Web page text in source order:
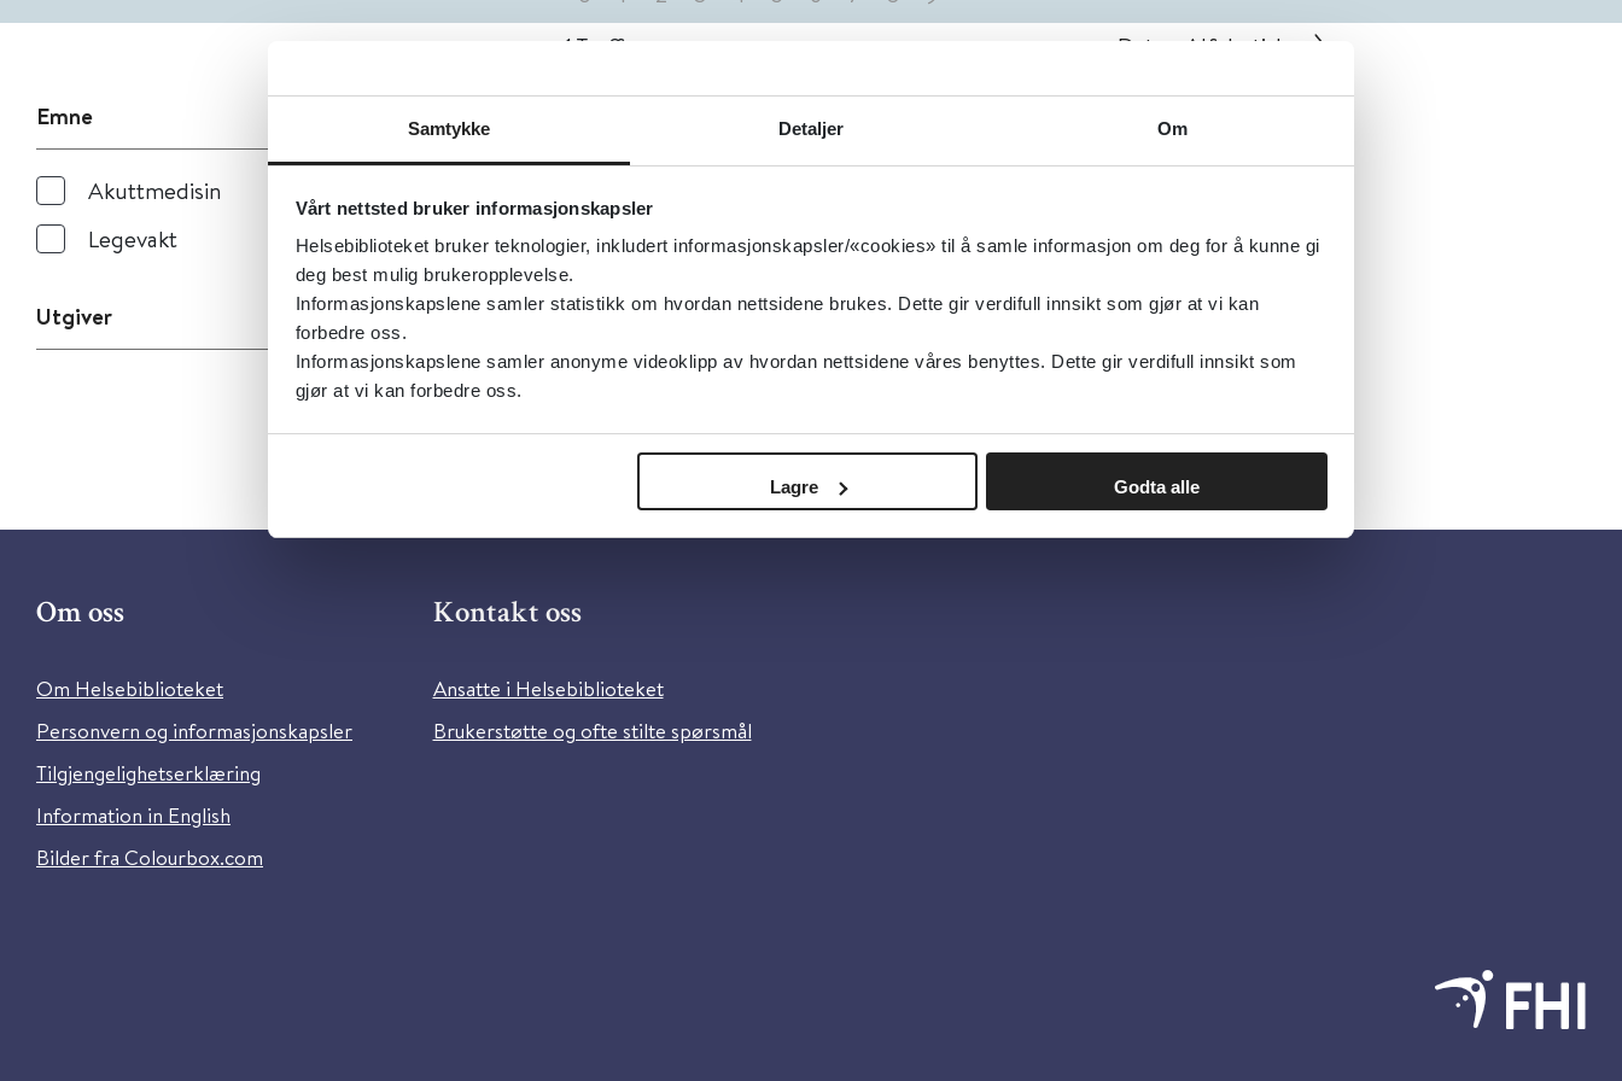
Samtykke Detaljer Om
Vårt nettsted bruker informasjonskapsler
Helsebiblioteket bruker teknologier, inkludert informasjonskapsler/«cookies» til å samle informasjon om deg for å kunne gi
deg best mulig brukeropplevelse.
Informasjonskapslene samler statistikk om hvordan nettsidene brukes. Dette gir verdifull innsikt som gjør at vi kan
forbedre oss.
Informasjonskapslene samler anonyme videoklipp av hvordan nettsidene våres benyttes. Dette gir verdifull innsikt som
gjør at vi kan forbedre oss.
Lagre Godta alle
Emne
Akuttmedisin
Legevakt
Utgiver
1 Treff Dato Alfabetisk
Når det haster, ABCDE – primær- og sekundærundersøkelsen,
Om oss
Om Helsebiblioteket
Personvern og informasjonskapsler
Tilgjengelighetserklæring
Information in English
Bilder fra Colourbox.com
Kontakt oss
Ansatte i Helsebiblioteket
Brukerstøtte og ofte stilte spørsmål